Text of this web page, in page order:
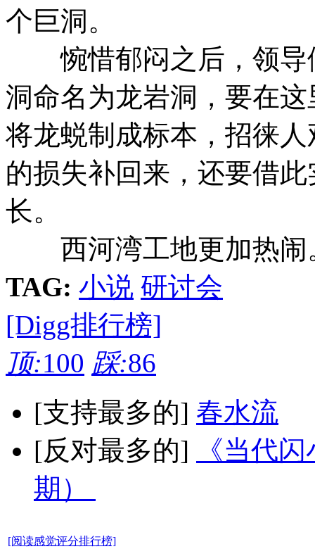
个巨洞。
惋惜郁闷之后，领导
洞命名为龙岩洞，要在
将龙蜕制成标本，招徕
的损失补回来，还要借
长。
西河湾工地更加热闹
TAG: 小说 研讨会
[Digg排行榜]
顶:100 踩:86
[支持最多的] 春水流
[反对最多的]
《当代
期）
[阅读感觉评分排行榜]